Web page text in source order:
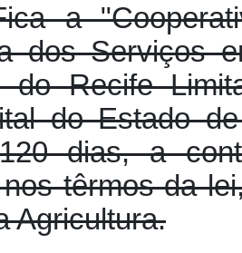
a
dos Serviços
do Recife
do Estado
dias, a
têrmos da
Agricultura.